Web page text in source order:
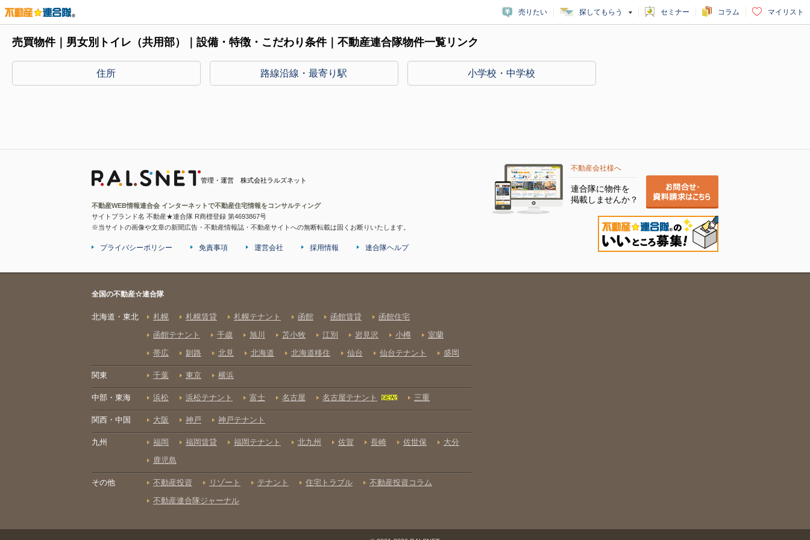
売りたい 探してもらう セミナー コラム マイリスト
売買物件｜男女別トイレ（共用部）｜設備・特徴・こだわり条件｜不動産連合隊物件一覧リンク
住所 路線沿線・最寄り駅 小学校・中学校
管理・運営 株式会社ラルズネット
不動産WEB情報連合会 インターネットで不動産住宅情報をコンサルティング
サイトブランド名 不動産★連合隊 R商標登録 第4693867号
※当サイトの画像や文章の新聞広告・不動産情報誌・不動産サイトへの無断転載は固くお断りいたします。
不動産会社様へ
連合隊に物件を
掲載しませんか？
プライバシーポリシー 免責事項 運営会社 採用情報 連合隊ヘルプ